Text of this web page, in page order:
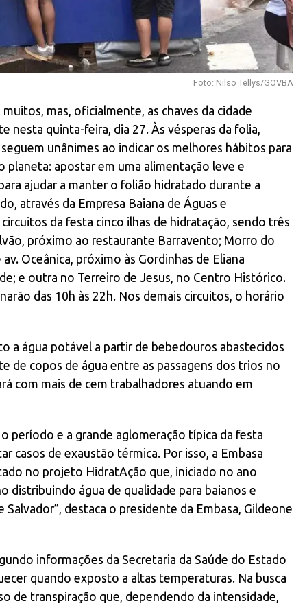
Foto: Nilso Tellys/GOVBA
mas, oficialmente, as chaves da cidade
nesta quinta-feira, dia 27. Às vésperas da folia,
unânimes ao indicar os melhores hábitos para
apostar em uma alimentação leve e
ajudar a manter o folião hidratado durante a
através da Empresa Baiana de Águas e
da festa cinco ilhas de hidratação, sendo três
próximo ao restaurante Barravento; Morro do
Oceânica, próximo às Gordinhas de Eliana
e outra no Terreiro de Jesus, no Centro Histórico.
das 10h às 22h. Nos demais circuitos, o horário
a água potável a partir de bebedouros abastecidos
de copos de água entre as passagens dos trios no
com mais de cem trabalhadores atuando em
período e a grande aglomeração típica da festa
casos de exaustão térmica. Por isso, a Embasa
no projeto HidratAção que, iniciado no ano
distribuindo água de qualidade para baianos e
destaca o presidente da Embasa, Gildeone
informações da Secretaria da Saúde do Estado
quando exposto a altas temperaturas. Na busca
de transpiração que, dependendo da intensidade,